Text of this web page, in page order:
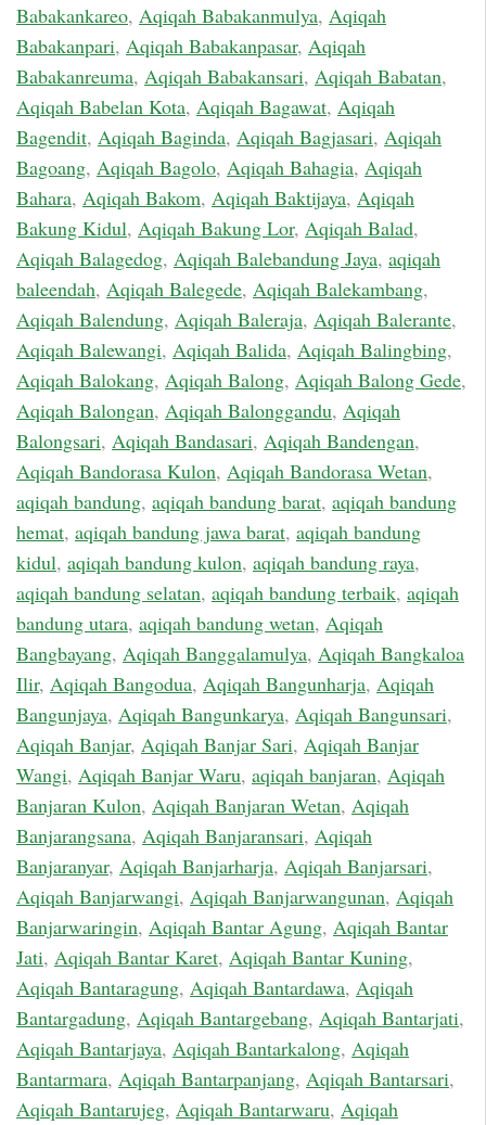
Babakankareo, Aqiqah Babakanmulya, Aqiqah
Babakanpari, Aqiqah Babakanpasar, Aqiqah
Babakanreuma, Aqiqah Babakansari, Aqiqah Babatan,
Aqiqah Babelan Kota, Aqiqah Bagawat, Aqiqah
Bagendit, Aqiqah Baginda, Aqiqah Bagjasari, Aqiqah
Bagoang, Aqiqah Bagolo, Aqiqah Bahagia, Aqiqah
Bahara, Aqiqah Bakom, Aqiqah Baktijaya, Aqiqah
Bakung Kidul, Aqiqah Bakung Lor, Aqiqah Balad,
Aqiqah Balagedog, Aqiqah Balebandung Jaya, aqiqah
baleendah, Aqiqah Balegede, Aqiqah Balekambang,
Aqiqah Balendung, Aqiqah Baleraja, Aqiqah Balerante,
Aqiqah Balewangi, Aqiqah Balida, Aqiqah Balingbing,
Aqiqah Balokang, Aqiqah Balong, Aqiqah Balong Gede,
Aqiqah Balongan, Aqiqah Balonggandu, Aqiqah
Balongsari, Aqiqah Bandasari, Aqiqah Bandengan,
Aqiqah Bandorasa Kulon, Aqiqah Bandorasa Wetan,
aqiqah bandung, aqiqah bandung barat, aqiqah bandung
hemat, aqiqah bandung jawa barat, aqiqah bandung
kidul, aqiqah bandung kulon, aqiqah bandung raya,
aqiqah bandung selatan, aqiqah bandung terbaik, aqiqah
bandung utara, aqiqah bandung wetan, Aqiqah
Bangbayang, Aqiqah Banggalamulya, Aqiqah Bangkaloa
Ilir, Aqiqah Bangodua, Aqiqah Bangunharja, Aqiqah
Bangunjaya, Aqiqah Bangunkarya, Aqiqah Bangunsari,
Aqiqah Banjar, Aqiqah Banjar Sari, Aqiqah Banjar
Wangi, Aqiqah Banjar Waru, aqiqah banjaran, Aqiqah
Banjaran Kulon, Aqiqah Banjaran Wetan, Aqiqah
Banjarangsana, Aqiqah Banjaransari, Aqiqah
Banjaranyar, Aqiqah Banjarharja, Aqiqah Banjarsari,
Aqiqah Banjarwangi, Aqiqah Banjarwangunan, Aqiqah
Banjarwaringin, Aqiqah Bantar Agung, Aqiqah Bantar
Jati, Aqiqah Bantar Karet, Aqiqah Bantar Kuning,
Aqiqah Bantaragung, Aqiqah Bantardawa, Aqiqah
Bantargadung, Aqiqah Bantargebang, Aqiqah Bantarjati,
Aqiqah Bantarjaya, Aqiqah Bantarkalong, Aqiqah
Bantarmara, Aqiqah Bantarpanjang, Aqiqah Bantarsari,
Aqiqah Bantarujeg, Aqiqah Bantarwaru, Aqiqah